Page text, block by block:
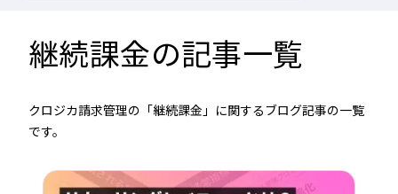
継続課金の記事一覧
クロジカ請求管理の「継続課金」に関するブログ記事の一覧
です。